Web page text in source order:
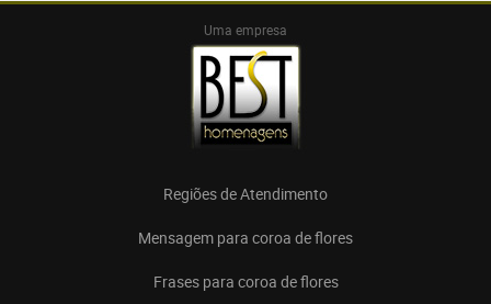
Uma empresa
Regiões de Atendimento
Mensagem para coroa de flores
Frases para coroa de flores